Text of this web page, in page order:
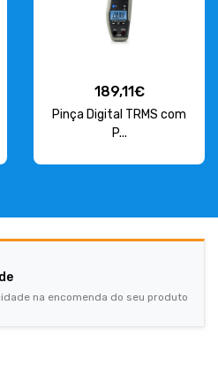
189,11€
Pinça Digital TRMS com
P...
na encomenda do seu produto